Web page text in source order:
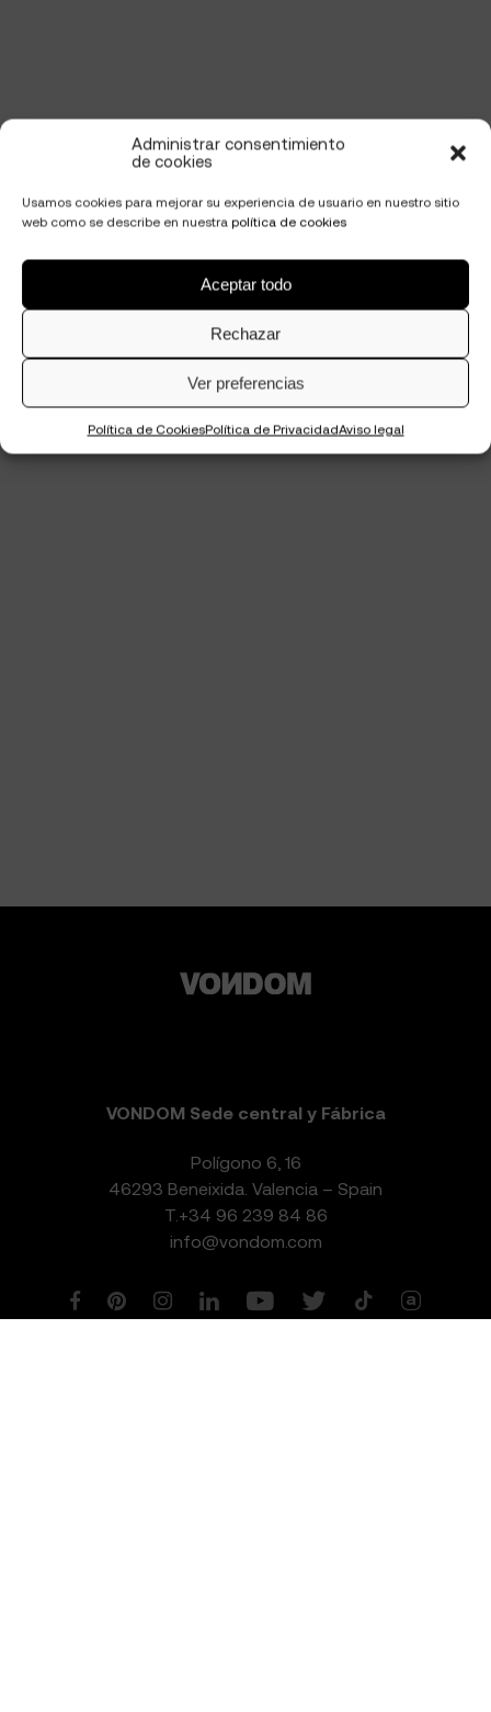
Administrar consentimiento
de cookies
Usamos cookies para mejorar su experiencia de usuario en nuestro sitio
web como se describe en nuestra política de cookies
Aceptar todo
Rechazar
Ver preferencias
Política de CookiesPolítica de PrivacidadAviso legal
VONDOM Sede central y Fábrica
Polígono 6, 16
46293 Beneixida. Valencia – Spain
T. +34 96 239 84 86
info@vondom.com